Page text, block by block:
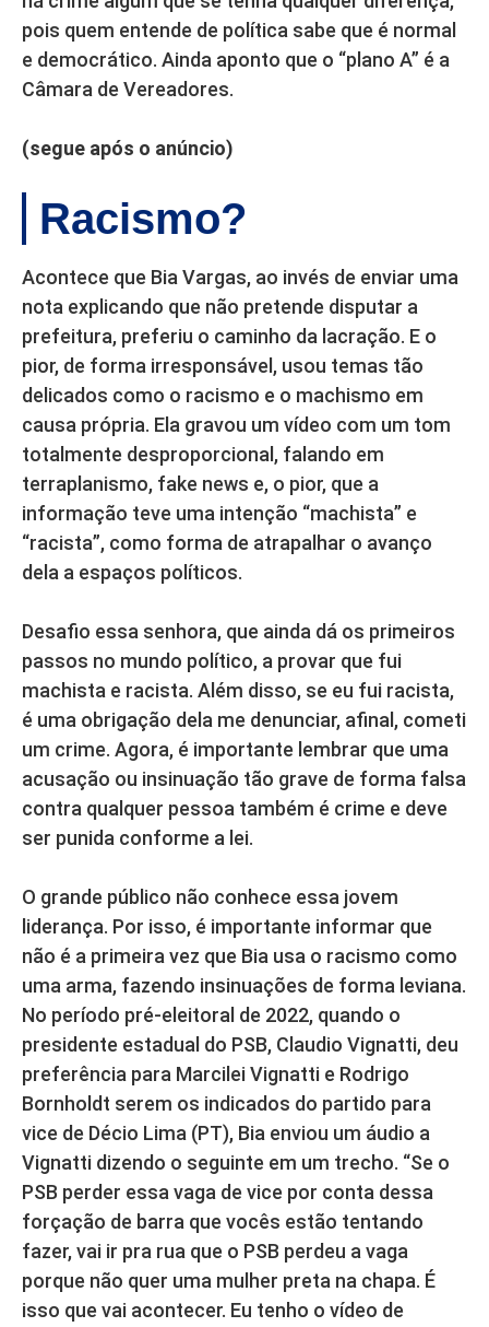
pois quem entende de política sabe que é normal
e democrático. Ainda aponto que o “plano A” é a
Câmara de Vereadores.
(segue após o anúncio)
Racismo?
Acontece que Bia Vargas, ao invés de enviar uma
nota explicando que não pretende disputar a
prefeitura, preferiu o caminho da lacração. E o
pior, de forma irresponsável, usou temas tão
delicados como o racismo e o machismo em
causa própria. Ela gravou um vídeo com um tom
totalmente desproporcional, falando em
terraplanismo, fake news e, o pior, que a
informação teve uma intenção “machista” e
“racista”, como forma de atrapalhar o avanço
dela a espaços políticos.
Desafio essa senhora, que ainda dá os primeiros
passos no mundo político, a provar que fui
machista e racista. Além disso, se eu fui racista,
é uma obrigação dela me denunciar, afinal, cometi
um crime. Agora, é importante lembrar que uma
acusação ou insinuação tão grave de forma falsa
contra qualquer pessoa também é crime e deve
ser punida conforme a lei.
O grande público não conhece essa jovem
liderança. Por isso, é importante informar que
não é a primeira vez que Bia usa o racismo como
uma arma, fazendo insinuações de forma leviana.
No período pré-eleitoral de 2022, quando o
presidente estadual do PSB, Claudio Vignatti, deu
preferência para Marcilei Vignatti e Rodrigo
Bornholdt serem os indicados do partido para
vice de Décio Lima (PT), Bia enviou um áudio a
Vignatti dizendo o seguinte em um trecho. “Se o
PSB perder essa vaga de vice por conta dessa
forçação de barra que vocês estão tentando
fazer, vai ir pra rua que o PSB perdeu a vaga
porque não quer uma mulher preta na chapa. É
isso que vai acontecer. Eu tenho o vídeo de